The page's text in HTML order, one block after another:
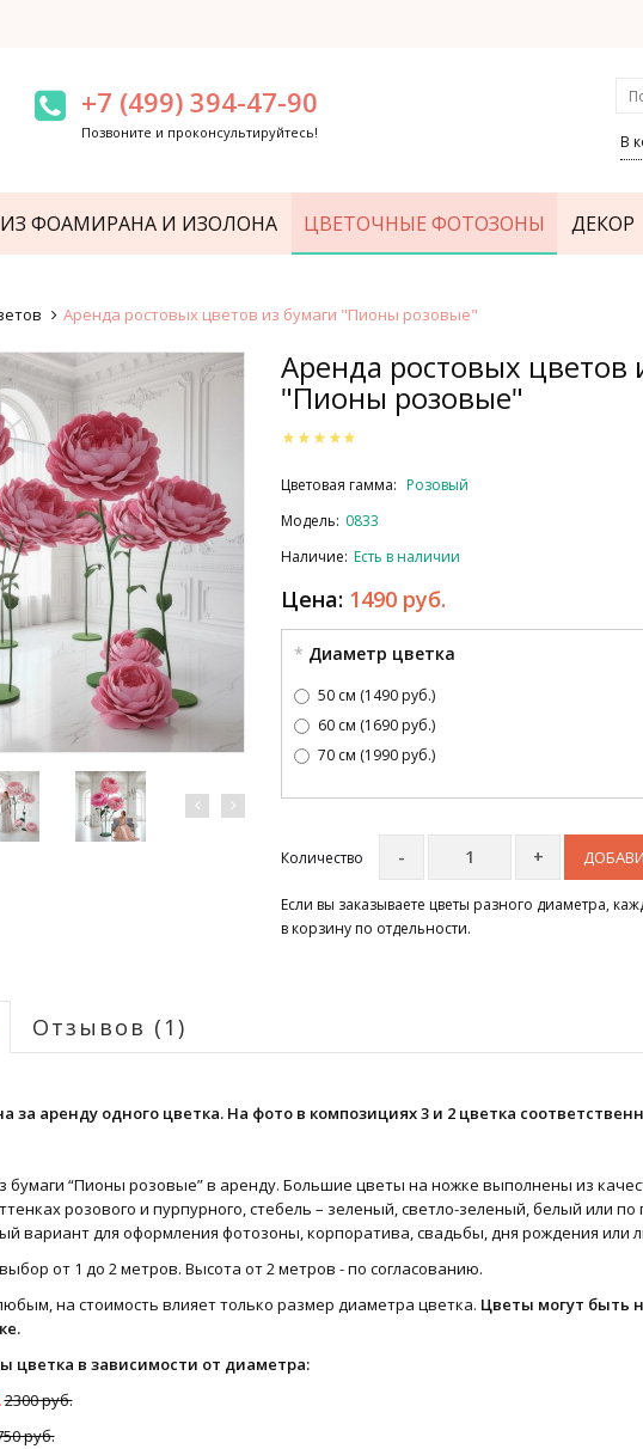
+7 (499) 394-47-90
Позвоните и проконсультируйтесь! В
ФОАМИРАНА И ИЗОЛОНА ЦВЕТОЧНЫЕ ФОТОЗОНЫ ДЕКОР
Аренда ростовых цветов из бумаги "Пионы розовые"
Аренда ростовых цветов
"Пионы розовые"
Цветовая гамма: Розовый
Модель: 0833
Наличие: Есть в наличии
Цена: 1490 руб.
Диаметр цветка
50 см (1490 руб.)
60 см (1690 руб.)
70 см (1990 руб.)
Количество
Если вы заказываете цветы разного диаметра,
в корзину по отдельности.
Отзывов (1)
за аренду одного цветка. На фото в композициях 3 и 2 цветка
бумаги “Пионы розовые” в аренду. Большие цветы на ножке выполнены из
розового и пурпурного, стебель – зеленый, светло-зеленый, белый или
вариант для оформления фотозоны, корпоратива, свадьбы, дня рождения или
от 1 до 2 метров. Высота от 2 метров - по согласованию.
на стоимость влияет только размер диаметра цветка. Цветы могут быть
цветка в зависимости от диаметра:
2300 руб.
руб.